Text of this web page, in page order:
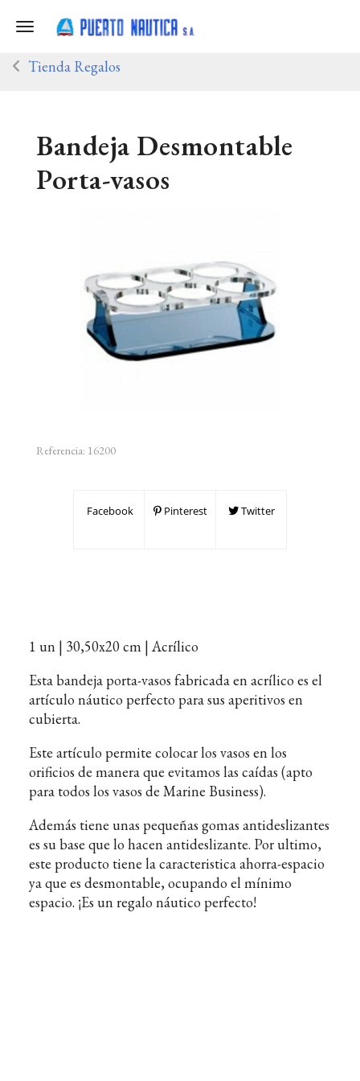
Toggle navigation
Tienda Regalos
Bandeja Desmontable
Porta-vasos
Referencia: 16200
Facebook Pinterest Twitter
1 un | 30,50x20 cm | Acrílico
Esta bandeja porta-vasos fabricada en acrílico es el
artículo náutico perfecto para sus aperitivos en
cubierta.
Este artículo permite colocar los vasos en los
orificios de manera que evitamos las caídas (apto
para todos los vasos de Marine Business).
Además tiene unas pequeñas gomas antideslizantes
es su base que lo hacen antideslizante. Por ultimo,
este producto tiene la caracteristica ahorra-espacio
ya que es desmontable, ocupando el mínimo
espacio. ¡Es un regalo náutico perfecto!